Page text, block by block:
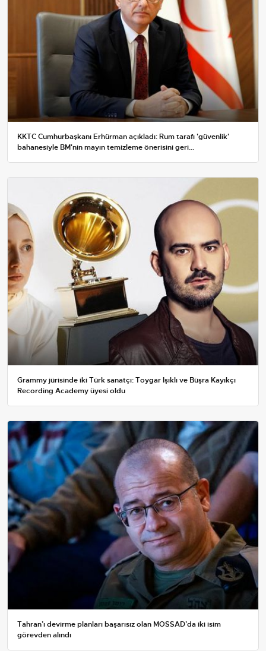
KKTC Cumhurbaşkanı Erhürman açıkladı: Rum tarafı 'güvenlik'
bahanesiyle BM'nin mayın temizleme önerisini geri...
Grammy jürisinde iki Türk sanatçı: Toygar Işıklı ve Büşra Kayıkçı
Recording Academy üyesi oldu
Tahran’ı devirme planları başarısız olan MOSSAD’da iki isim
görevden alındı